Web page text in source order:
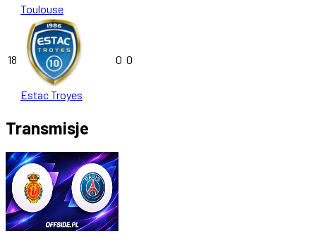
Toulouse
18
Estac Troyes
0 0
Transmisje